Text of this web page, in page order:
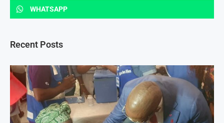
WHATSAPP
Recent Posts